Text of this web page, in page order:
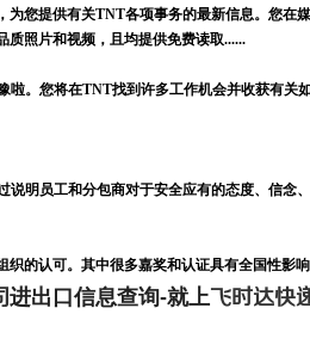
为您提供有关TNT各项事务的最新信息。您在
质照片和视频，且均提供免费读取......
啦。您将在TNT找到许多工作机会并收获有关
说明员工和分包商对于安全应有的态度、信念
织的认可。其中很多嘉奖和认证具有全国性影
进出口信息查询-就上飞时达快